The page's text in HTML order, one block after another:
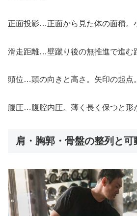
正面投影…正面から見た体の面積。
滑走距離…壁蹴り後の無推進で進む
頭位…頭の向きと高さ。矢印の起点。
腹圧…腹腔内圧。薄く長く保つと形
肩・胸郭・骨盤の整列と可